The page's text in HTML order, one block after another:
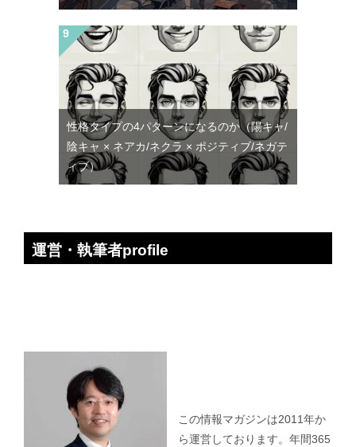
性格タイプの4パターンになるのか（陽キャ/
陰キャ × ネアカ/ネクラ × ポジティブ/ネガテ
ィブ）
運営・執筆者profile
この情報マガジンは2011年か
ら運営しております。年間365